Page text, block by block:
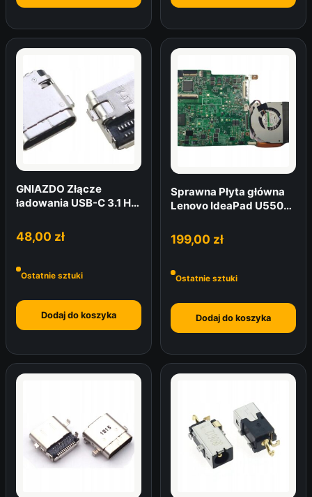
GNIAZDO Złącze
ładowania USB-C 3.1 HP
48,00 zł
Ostatnie sztuki
Dodaj do koszyka
Sprawna Płyta główna
Lenovo IdeaPad U550
Chłodzenie
199,00 zł
Ostatnie sztuki
Dodaj do koszyka